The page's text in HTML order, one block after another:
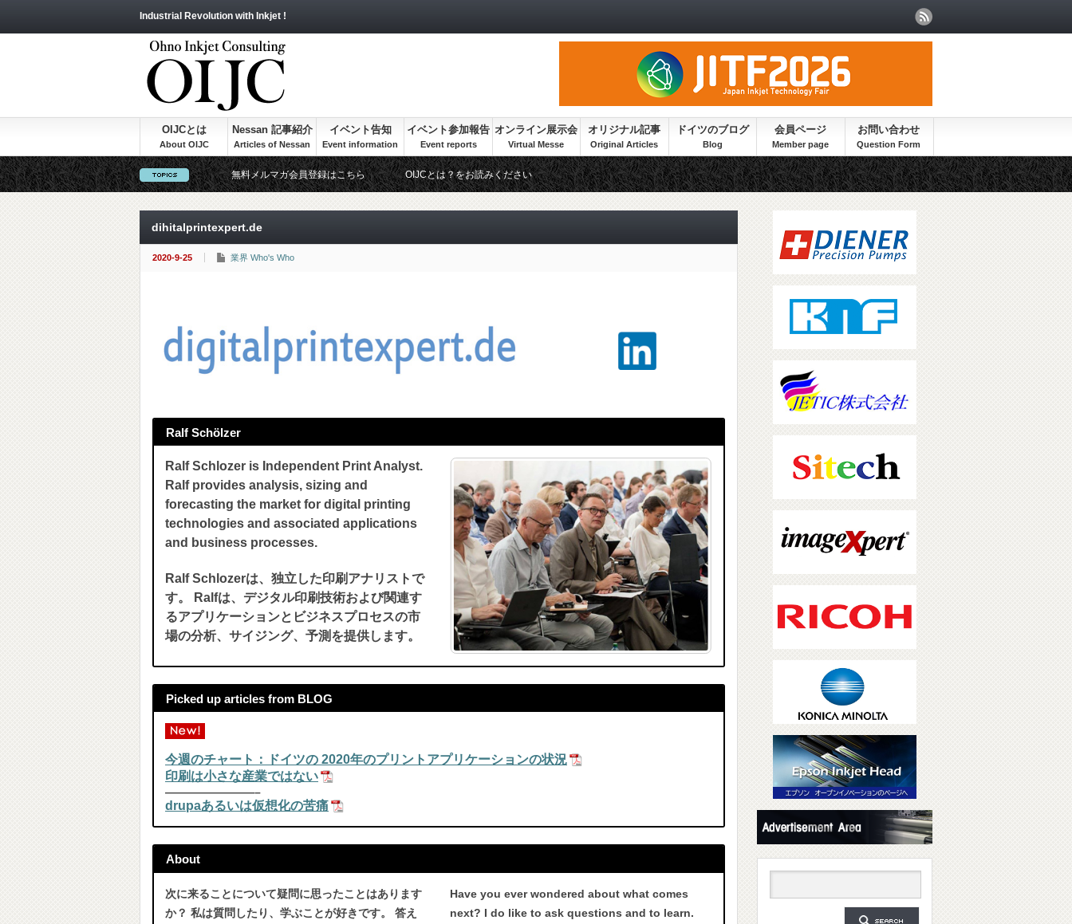
Industrial Revolution with Inkjet !
OIJCとは Nessan 記事紹介 イベント告知 イベント参加報告 オンライン展示会 オリジナル記事 ドイツのブログ 会員ページ お問い合わせ
無料メルマガ会員登録はこちら OIJCとは？をお読みください
dihitalprintexpert.de
2020-9-25 業界 Who's Who
Ralf Schölzer
Ralf Schlozer is Independent Print Analyst.
Ralf provides analysis, sizing and
forecasting the market for digital printing
technologies and associated applications
and business processes.
Ralf Schlozerは、独立した印刷アナリストで
す。 Ralfは、デジタル印刷技術および関連す
るアプリケーションとビジネスプロセスの市
場の分析、サイジング、予測を提供します。
Picked up articles from BLOG
今週のチャート：ドイツの 2020年のプリントアプリケーションの状況
印刷は小さな産業ではない
————————–
drupaあるいは仮想化の苦痛
About
次に来ることについて疑問に思ったことはあります
か？ 私は質問したり、学ぶことが好きです。 答え
Have you ever wondered about what comes
next? I do like to ask questions and to learn.